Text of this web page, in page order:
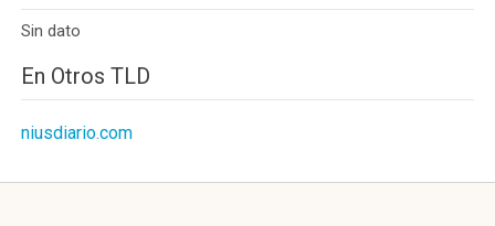
Sin dato
En Otros TLD
niusdiario.com